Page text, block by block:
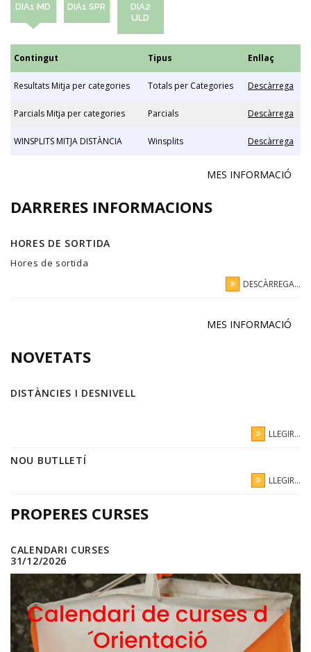
DIA1 MD DIA1 SPR
DIA2
ULD
Contingut Tipus Enllaç
Resultats Mitja per categories Totals per Categories Descàrrega
Parcials Mitja per categories Parcials Descàrrega
WINSPLITS MITJA DISTÀNCIA Winsplits Descàrrega
MES INFORMACIÓ
DARRERES INFORMACIONS
HORES DE SORTIDA
Hores de sortida
DESCÀRREGA...
MES INFORMACIÓ
NOVETATS
DISTÀNCIES I DESNIVELL
LLEGIR...
NOU BUTLLETÍ
LLEGIR...
PROPERES CURSES
CALENDARI CURSES
31/12/2026